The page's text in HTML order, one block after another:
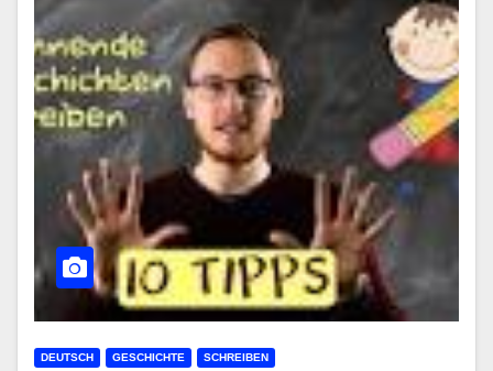
DEUTSCH GESCHICHTE SCHREIBEN